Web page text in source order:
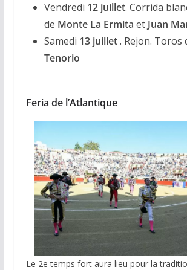
Vendredi 12 juillet. Corrida
de Monte La Ermita et Juan
Samedi 13 juillet. Rejon. Toros
Tenorio
Feria de l’Atlantique
Le 2e temps fort aura lieu pour la